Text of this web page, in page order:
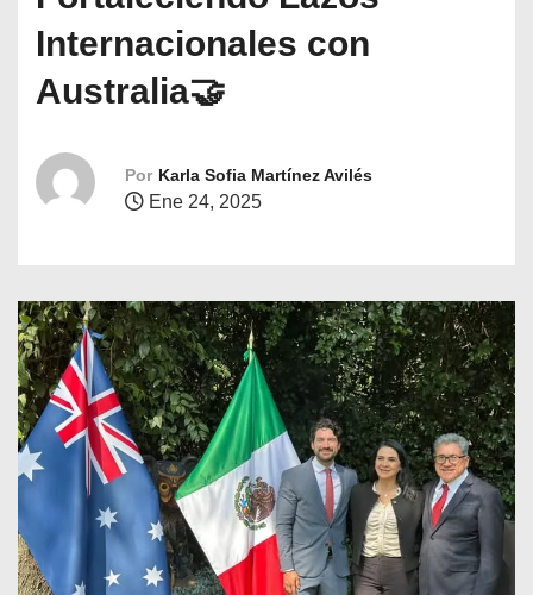
Internacionales con
Australia🤝
Por Karla Sofia Martínez Avilés
Ene 24, 2025